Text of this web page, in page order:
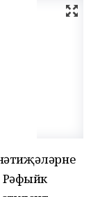
Рәфыйк